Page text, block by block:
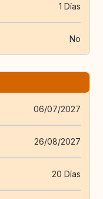
1 Días
No
06/07/2027
26/08/2027
20 Días